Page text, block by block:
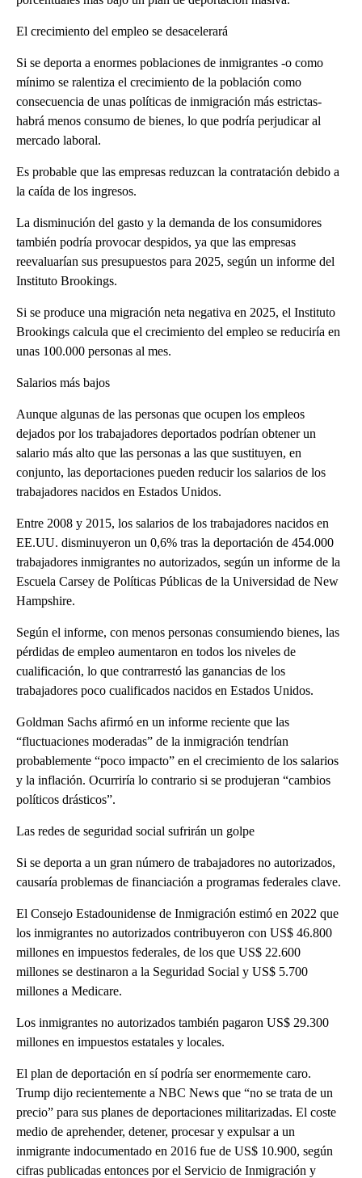
El crecimiento del empleo se desacelerará
Si se deporta a enormes poblaciones de inmigrantes -o como
mínimo se ralentiza el crecimiento de la población como
consecuencia de unas políticas de inmigración más estrictas-
habrá menos consumo de bienes, lo que podría perjudicar al
mercado laboral.
Es probable que las empresas reduzcan la contratación debido a
la caída de los ingresos.
La disminución del gasto y la demanda de los consumidores
también podría provocar despidos, ya que las empresas
reevaluarían sus presupuestos para 2025, según un informe del
Instituto Brookings.
Si se produce una migración neta negativa en 2025, el Instituto
Brookings calcula que el crecimiento del empleo se reduciría en
unas 100.000 personas al mes.
Salarios más bajos
Aunque algunas de las personas que ocupen los empleos
dejados por los trabajadores deportados podrían obtener un
salario más alto que las personas a las que sustituyen, en
conjunto, las deportaciones pueden reducir los salarios de los
trabajadores nacidos en Estados Unidos.
Entre 2008 y 2015, los salarios de los trabajadores nacidos en
EE.UU. disminuyeron un 0,6% tras la deportación de 454.000
trabajadores inmigrantes no autorizados, según un informe de la
Escuela Carsey de Políticas Públicas de la Universidad de New
Hampshire.
Según el informe, con menos personas consumiendo bienes, las
pérdidas de empleo aumentaron en todos los niveles de
cualificación, lo que contrarrestó las ganancias de los
trabajadores poco cualificados nacidos en Estados Unidos.
Goldman Sachs afirmó en un informe reciente que las
“fluctuaciones moderadas” de la inmigración tendrían
probablemente “poco impacto” en el crecimiento de los salarios
y la inflación. Ocurriría lo contrario si se produjeran “cambios
políticos drásticos”.
Las redes de seguridad social sufrirán un golpe
Si se deporta a un gran número de trabajadores no autorizados,
causaría problemas de financiación a programas federales clave.
El Consejo Estadounidense de Inmigración estimó en 2022 que
los inmigrantes no autorizados contribuyeron con US$ 46.800
millones en impuestos federales, de los que US$ 22.600
millones se destinaron a la Seguridad Social y US$ 5.700
millones a Medicare.
Los inmigrantes no autorizados también pagaron US$ 29.300
millones en impuestos estatales y locales.
El plan de deportación en sí podría ser enormemente caro.
Trump dijo recientemente a NBC News que “no se trata de un
precio” para sus planes de deportaciones militarizadas. El coste
medio de aprehender, detener, procesar y expulsar a un
inmigrante indocumentado en 2016 fue de US$ 10.900, según
cifras publicadas entonces por el Servicio de Inmigración y